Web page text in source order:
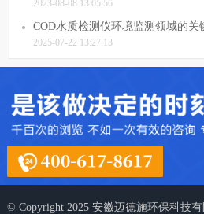
2023-08-08 13:05:56
COD水质检测仪环境监测领域的关
2025-07-22 13:27:13
© Copyright 2025 安徽迈德施环保科技